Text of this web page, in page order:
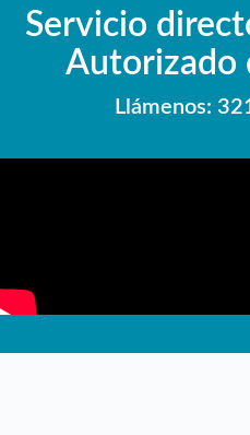
Servicio
Autorizado
Llámenos: